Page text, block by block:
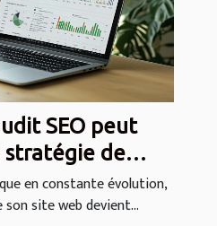
SEO peut
de
en constante évolution,
site web devient...